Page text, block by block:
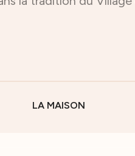
LA MAISON